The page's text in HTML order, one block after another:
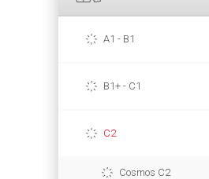
A1 - B1
B1+ - C1
C2
Cosmos C2